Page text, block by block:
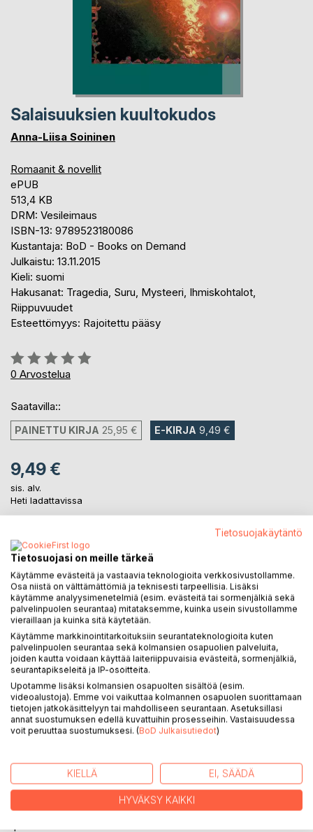
Salaisuuksien kuultokudos
Anna-Liisa Soininen
Romaanit & novellit
ePUB
513,4 KB
DRM: Vesileimaus
ISBN-13: 9789523180086
Kustantaja: BoD - Books on Demand
Julkaistu: 13.11.2015
Kieli: suomi
Hakusanat: Tragedia, Suru, Mysteeri, Ihmiskohtalot,
Riippuvuudet
Esteettömyys: Rajoitettu pääsy
Arvostelu::
0%
0 Arvostelua
Saatavilla::
PAINETTU KIRJA 25,95 € E-KIRJA 9,49 €
9,49 €
sis. alv.
Heti ladattavissa
Lisää muistilistalle
Arvostele tuote
KUVAUS
ensitapaamisen hetkistä saakka. Mutta kun Teemu yllättäen
kuolee, Seljalle selviää, etteivät kaikki salaisuudet olleet
olleetkaan yhteisiä heidän avioliitossaan. Tutun ja turvallisen
maailman alkaessa ratketa liitoksistaan Selja muuttaa
Tietosuojakäytäntö
Tietosuojasi on meille tärkeä
Käytämme evästeitä ja vastaavia teknologioita verkkosivustollamme.
Osa niistä on välttämättömiä ja teknisesti tarpeellisia. Lisäksi
käytämme analyysimenetelmiä (esim. evästeitä tai sormenjälkiä sekä
palvelinpuolen seurantaa) mitataksemme, kuinka usein sivustollamme
vieraillaan ja kuinka sitä käytetään.
Käytämme markkinointitarkoituksiin seurantateknologioita kuten
palvelinpuolen seurantaa sekä kolmansien osapuolien palveluita,
joiden kautta voidaan käyttää laiteriippuvaisia evästeitä, sormenjälkiä,
seurantapikseleitä ja IP-osoitteita.
Upotamme lisäksi kolmansien osapuolten sisältöä (esim.
videoalustoja). Emme voi vaikuttaa kolmannen osapuolen suorittamaan
tietojen jatkokäsittelyyn tai mahdolliseen seurantaan. Asetuksillasi
annat suostumuksen edellä kuvattuihin prosesseihin. Vastaisuudessa
voit peruuttaa suostumuksesi. (BoD Julkaisutiedot)
KIELLÄ EI, SÄÄDÄ
HYVÄKSY KAIKKI